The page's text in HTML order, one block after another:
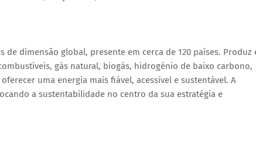
de dimensão global, presente em cerca de 120 países. Produz
gás natural, biogás, hidrogénio de baixo carbono,
uma energia mais fiável, acessível e sustentável. A
a sustentabilidade no centro da sua estratégia e